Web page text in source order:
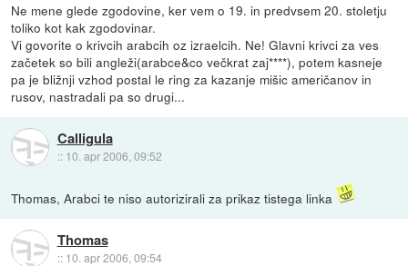
Ne mene glede zgodovine, ker vem o 19. in predvsem 20. stoletju
toliko kot kak zgodovinar.
Vi govorite o krivcih arabcih oz izraelcih. Ne! Glavni krivci za ves
začetek so bili angleži(arabce&co večkrat zaj****), potem kasneje
pa je bližnji vzhod postal le ring za kazanje mišic američanov in
rusov, nastradali pa so drugi...
Calligula
:: 10. apr 2006, 09:52
Thomas, Arabci te niso autorizirali za prikaz tistega linka
Thomas
:: 10. apr 2006, 09:54